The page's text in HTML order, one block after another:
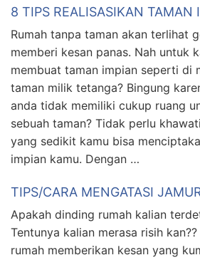
8 TIPS REALISASIKAN TAMAN
Rumah tanpa taman akan terlihat
memberi kesan panas. Nah untuk
membuat taman impian seperti di
taman milik tetanga? Bingung
anda tidak memiliki cukup ruang
sebuah taman? Tidak perlu
yang sedikit kamu bisa
impian kamu. Dengan …
TIPS/CARA MENGATASI
Apakah dinding rumah kalian
Tentunya kalian merasa risih
rumah memberikan kesan yang